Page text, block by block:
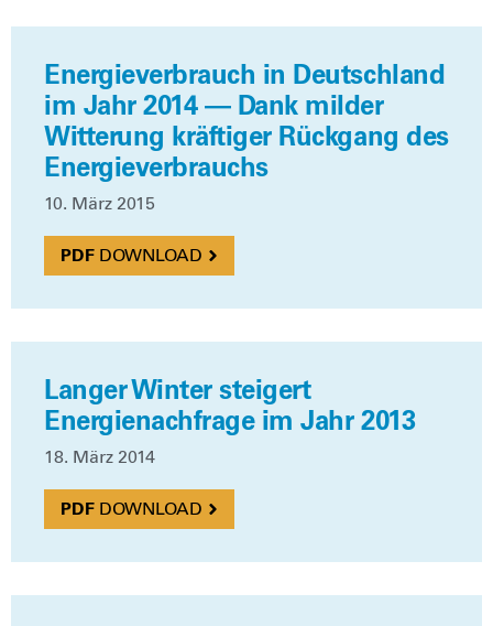
Energieverbrauch in Deutschland
im Jahr 2014 — Dank milder
Witterung kräftiger Rückgang des
Energieverbrauchs
10. März 2015
DOWN­LOAD
Langer Winter steigert
Energienachfrage im Jahr 2013
18. März 2014
DOWN­LOAD